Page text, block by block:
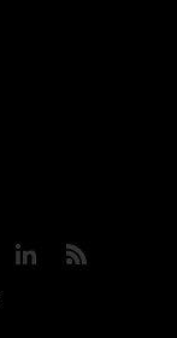
PinterestLinkedIn